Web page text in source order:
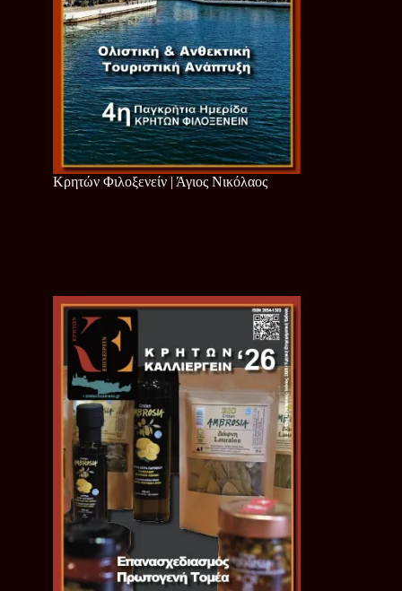
Κρητών Φιλοξενείν | Άγιος Νικόλαος